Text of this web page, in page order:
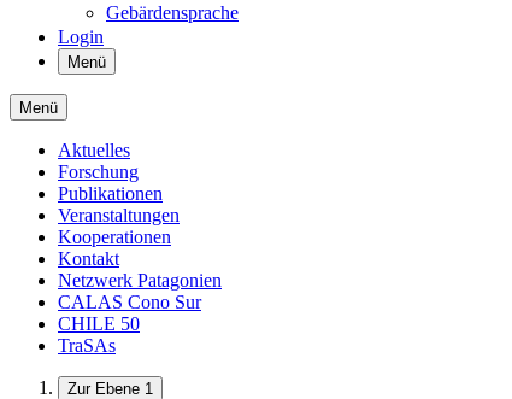
Gebärdensprache
Login
Menü
Menü
Aktuelles
Forschung
Publikationen
Veranstaltungen
Kooperationen
Kontakt
Netzwerk Patagonien
CALAS Cono Sur
CHILE 50
TraSAs
Zur Ebene 1